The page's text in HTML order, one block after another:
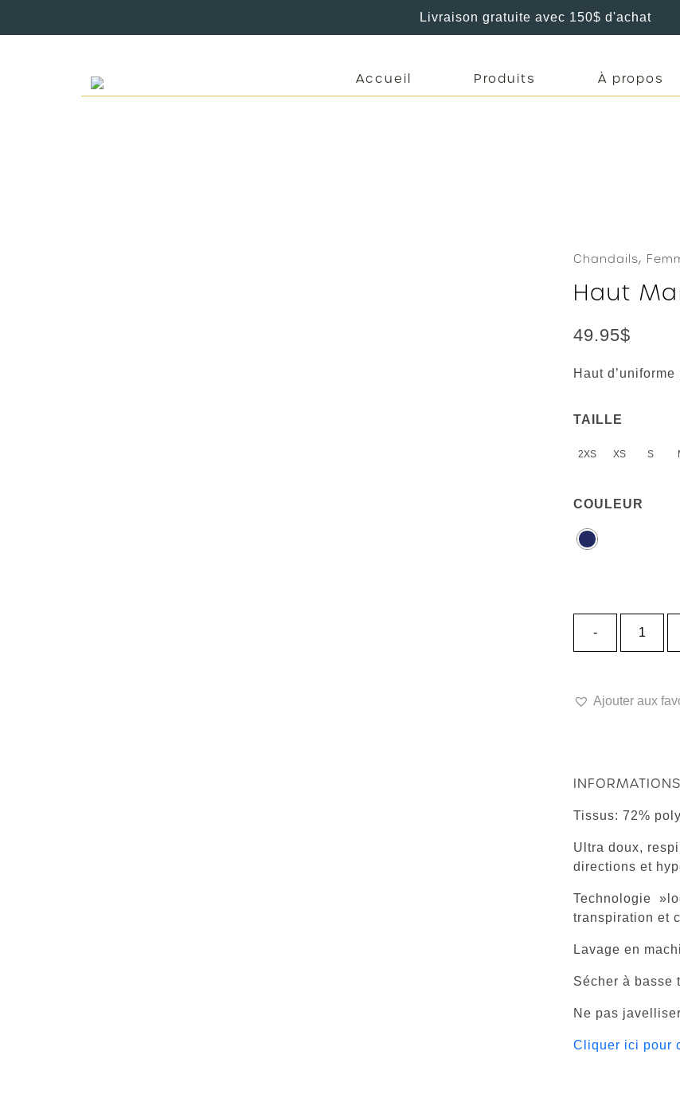
Livraison gratuite avec 150$ d'achat
Accueil Produits À propos
Chandails,
Haut
49.95$
Haut
TAILLE
2XS XS S
COULEUR
-
-
Ajouter aux
Tissus: 72%
Ultra doux,
directions et
Technologie
transpiration et
Lavage en
Sécher à basse
Ne pas javelliser
Cliquer ici pour